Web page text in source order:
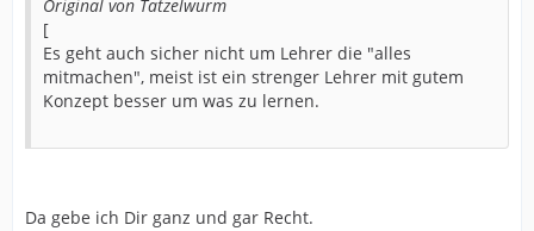
Original von Tatzelwurm
[
Es geht auch sicher nicht um Lehrer die "alles
mitmachen", meist ist ein strenger Lehrer mit gutem
Konzept besser um was zu lernen.
Da gebe ich Dir ganz und gar Recht.